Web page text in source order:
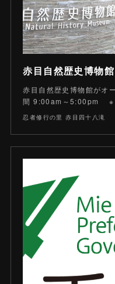
赤目自然歴史博物館がオ
間 9:00am～5:00pm ※
忍者修行の里 赤目四十八滝